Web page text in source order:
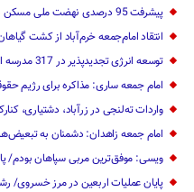
پیشرفت 95 درصدی نهضت ملی مسکن در استان سمنان
انتقاد امام‌جمعه خرم‌آباد از کشت
توسعه انرژی تجدیدپذیر در 317 مدرسه اردبیل
امام جمعه ساری: مذاکره برای رژیم
واردات ته‌لنجی در زرآباد، دشتیاری،
امام جمعه زاهدان: دشمنان به
ویسی: موفق‌ترین مربی سپاهان بودم/
پایان عملیات اربعین در مرز خسروی/ رشد 6 درصدی تردد